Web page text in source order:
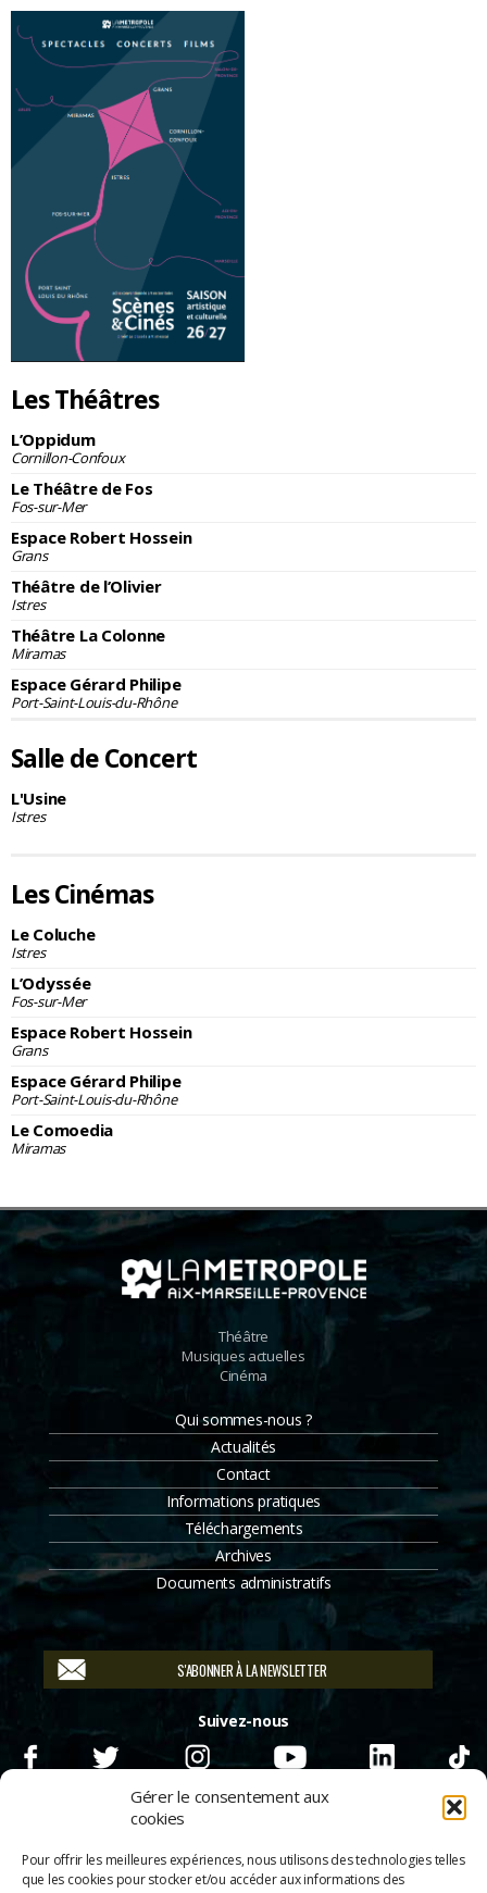
Gérer le consentement aux
cookies
Pour offrir les meilleures expériences, nous utilisons des technologies telles
que les cookies pour stocker et/ou accéder aux informations des
Les Théâtres
L’Oppidum
Cornillon-Confoux
Le Théâtre de Fos
Fos-sur-Mer
Espace Robert Hossein
Grans
Théâtre de l’Olivier
Istres
Théâtre La Colonne
Miramas
Espace Gérard Philipe
Port-Saint-Louis-du-Rhône
Salle de Concert
L'Usine
Istres
Les Cinémas
Le Coluche
Istres
L’Odyssée
Fos-sur-Mer
Espace Robert Hossein
Grans
Espace Gérard Philipe
Port-Saint-Louis-du-Rhône
Le Comoedia
Miramas
Théâtre
Musiques actuelles
Cinéma
Qui sommes-nous ?
Actualités
Contact
Informations pratiques
Téléchargements
Archives
Documents administratifs
S'ABONNER À LA NEWSLETTER
Suivez-nous